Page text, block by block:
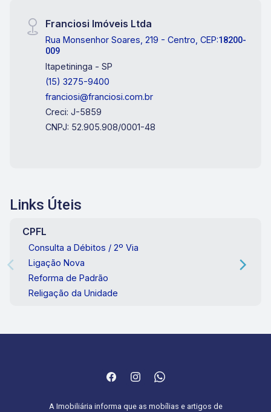
Franciosi Imóveis Ltda
Rua Monsenhor Soares, 219 - Centro, CEP:18200-
009
Itapetininga - SP
(15) 3275-9400
franciosi@franciosi.com.br
Creci: J-5859
CNPJ: 52.905.908/0001-48
Links Úteis
CPFL
Consulta a Débitos / 2º Via
Ligação Nova
Reforma de Padrão
Religação da Unidade
A Imobiliária informa que as mobílias e artigos de